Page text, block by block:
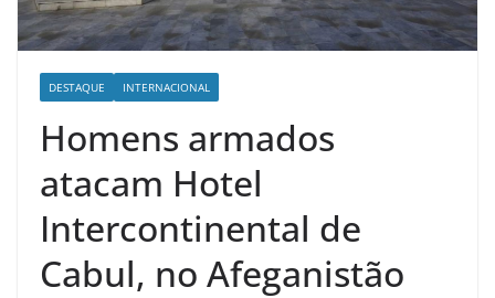
DESTAQUE INTERNACIONAL
Homens armados
atacam Hotel
Intercontinental de
Cabul, no Afeganistão